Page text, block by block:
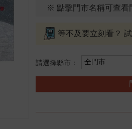
※ 點擊門市名稱可查看
等不及要立刻看？
請選擇縣市：